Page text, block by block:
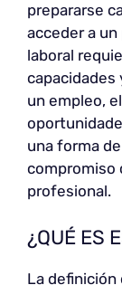
prepararse
acceder a
laboral
capacidades
un empleo,
una forma
compromiso
profesional.
¿QUÉ ES
La definición